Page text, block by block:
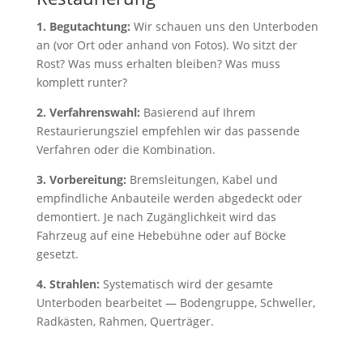
1. Begutachtung: Wir schauen uns den Unterboden
an (vor Ort oder anhand von Fotos). Wo sitzt der
Rost? Was muss erhalten bleiben? Was muss
komplett runter?
2. Verfahrenswahl: Basierend auf Ihrem
Restaurierungsziel empfehlen wir das passende
Verfahren oder die Kombination.
3. Vorbereitung: Bremsleitungen, Kabel und
empfindliche Anbauteile werden abgedeckt oder
demontiert. Je nach Zugänglichkeit wird das
Fahrzeug auf eine Hebebühne oder auf Böcke
gesetzt.
4. Strahlen: Systematisch wird der gesamte
Unterboden bearbeitet — Bodengruppe, Schweller,
Radkästen, Rahmen, Querträger.